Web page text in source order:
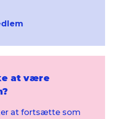
at være
at fortsætte som